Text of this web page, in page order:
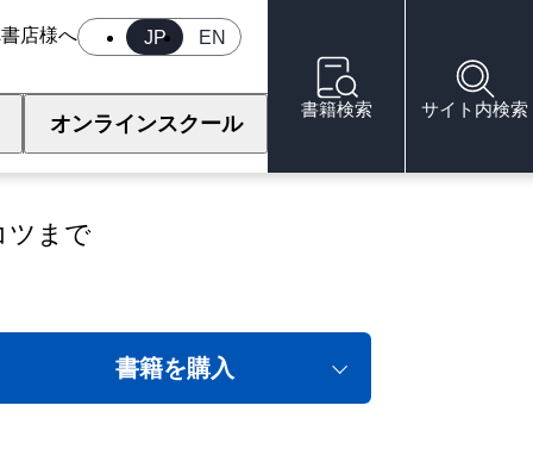
JP EN
書店様へ
オンラインスクール
書籍検索 サイト内検索
ツまで
書籍を購入